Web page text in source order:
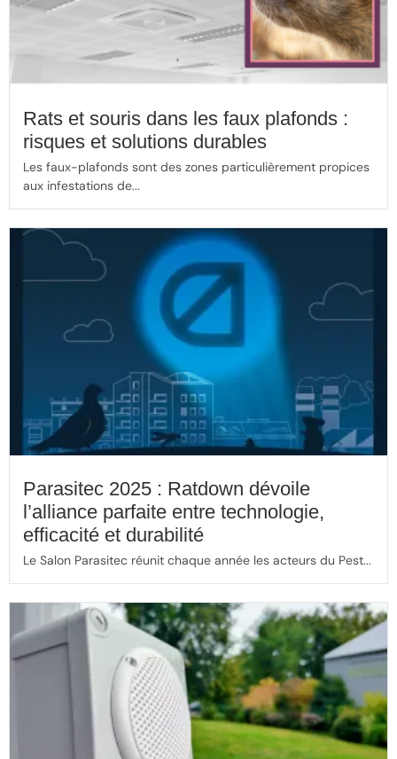
Rats et souris dans les faux plafonds :
risques et solutions durables
Les faux-plafonds sont des zones particulièrement propices
aux infestations de...
Parasitec 2025 : Ratdown dévoile
l’alliance parfaite entre technologie,
efficacité et durabilité
Le Salon Parasitec réunit chaque année les acteurs du Pest...